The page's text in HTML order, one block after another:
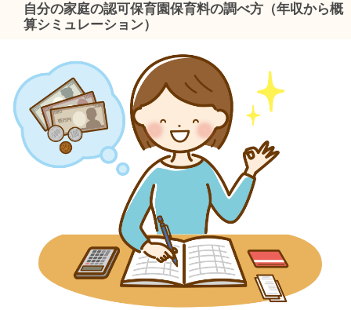
自分の家庭の認可保育園保育料の調べ方（年収から概
算シミュレーション）